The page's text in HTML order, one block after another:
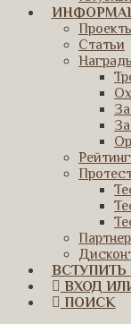
Статьи
ВСТУПИТЬ
ВХОД
ПОИСК